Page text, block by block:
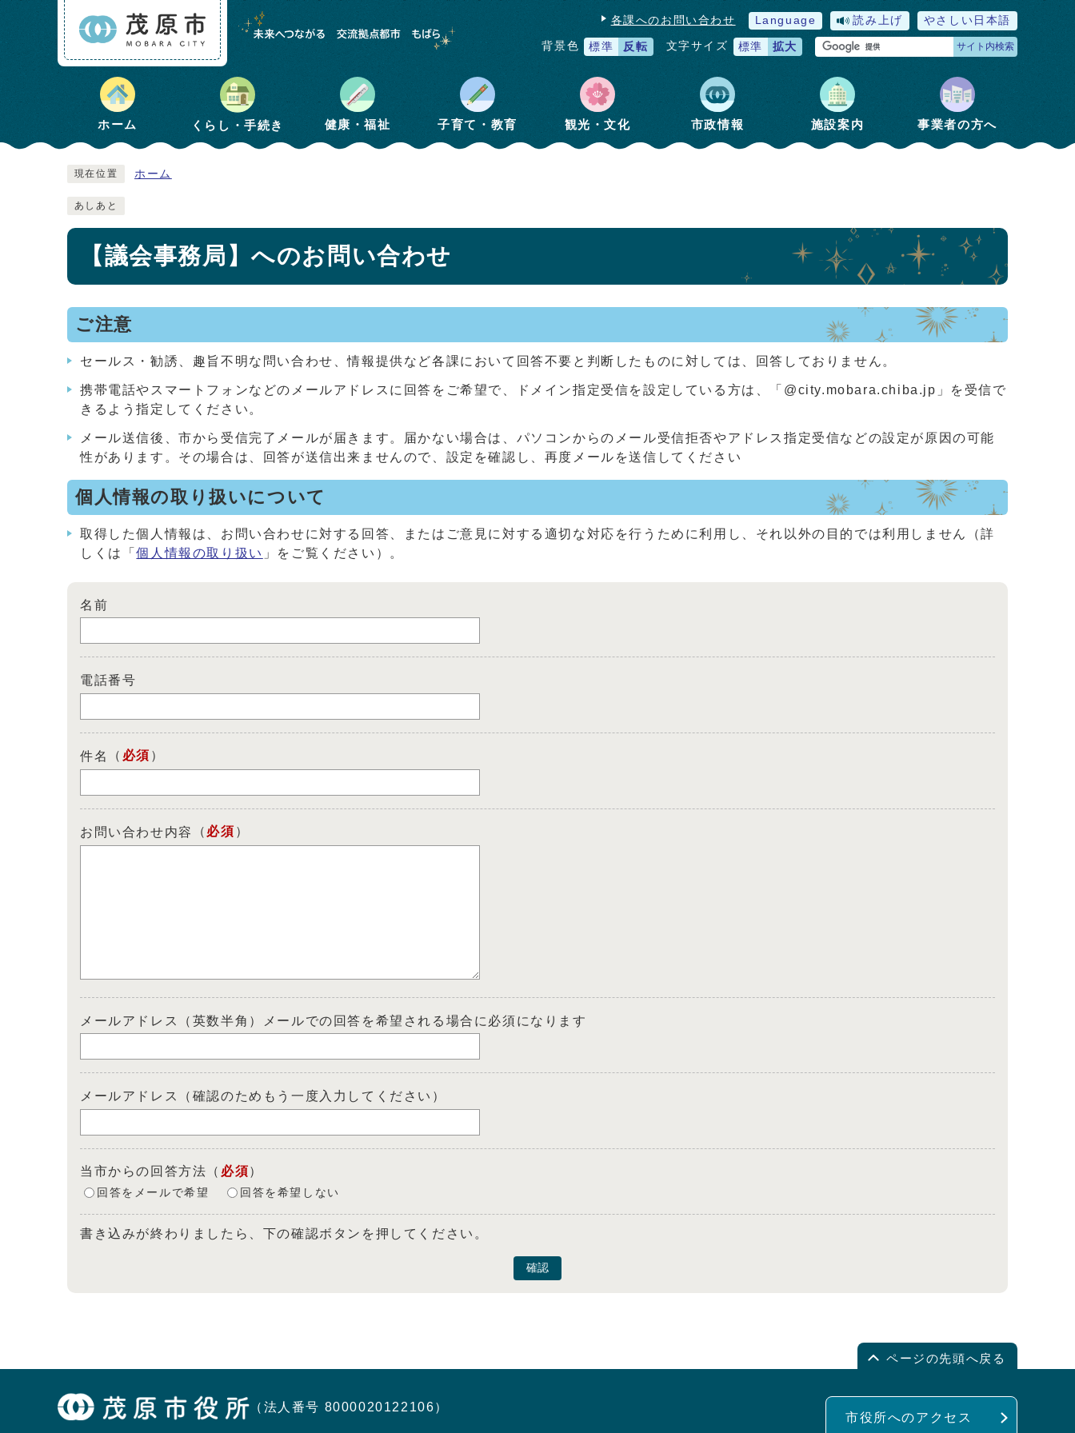
各課へのお問い合わせ Language 読み上げ やさしい日本語
背景色 標準 反転 文字サイズ 標準 拡大 サイト内検索
ホーム くらし・手続き 健康・福祉 子育て・教育 観光・文化 市政情報 施設案内 事業者の方へ
現在位置 ホーム
あしあと
【議会事務局】へのお問い合わせ
ご注意
セールス・勧誘、趣旨不明な問い合わせ、情報提供など各課において回答不要と判断したものに対しては、回答しておりません。
携帯電話やスマートフォンなどのメールアドレスに回答をご希望で、ドメイン指定受信を設定している方は、「@city.mobara.chiba.jp」を受信で
きるよう指定してください。
メール送信後、市から受信完了メールが届きます。届かない場合は、パソコンからのメール受信拒否やアドレス指定受信などの設定が原因の可能
性があります。その場合は、回答が送信出来ませんので、設定を確認し、再度メールを送信してください
個人情報の取り扱いについて
取得した個人情報は、お問い合わせに対する回答、またはご意見に対する適切な対応を行うために利用し、それ以外の目的では利用しません（詳
しくは「個人情報の取り扱い 」をご覧ください）。
名前
電話番号
件名 （ 必須 ）
お問い合わせ内容 （ 必須 ）
メールアドレス（英数半角）メールでの回答を希望される場合に必須になります
メールアドレス（確認のためもう一度入力してください）
当市からの回答方法 （ 必須）
回答をメールで希望 回答を希望しない
書き込みが終わりましたら、下の確認ボタンを押してください。
確認
ページの先頭へ戻る
（法人番号 8000020122106）
市役所へのアクセス